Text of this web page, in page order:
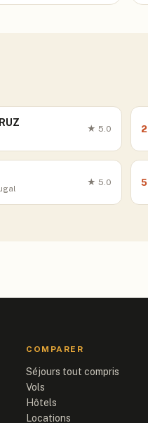
★ 5.0 2
★ 5.0 5
COMPARER
Séjours tout compris
Vols
Hôtels
Locations